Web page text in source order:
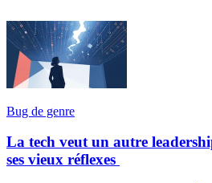
Bug de genre
La tech veut un autre
ses vieux réflexes